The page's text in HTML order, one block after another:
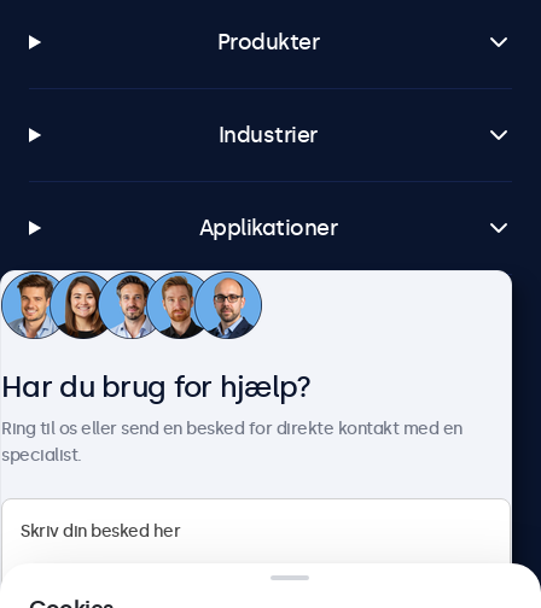
Produkter
Industrier
Applikationer
Kundeservice
Har du brug for hjælp?
Ring til os eller send en besked for direkte kontakt med en
specialist.